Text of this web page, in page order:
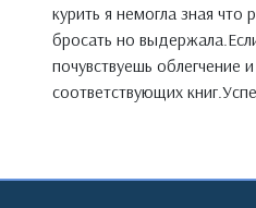
курить я немогла зная
бросать но
почувствуешь облегчение
соответствующих